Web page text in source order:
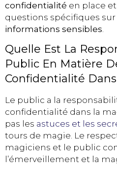
confidentialité en place
questions spécifiques sur
informations sensibles.
Quelle Est La
Public En Matière
Confidentialité
Le public a la
confidentialité dans la
pas les astuces et les
tours de magie. Le
magiciens et le public
l’émerveillement et la